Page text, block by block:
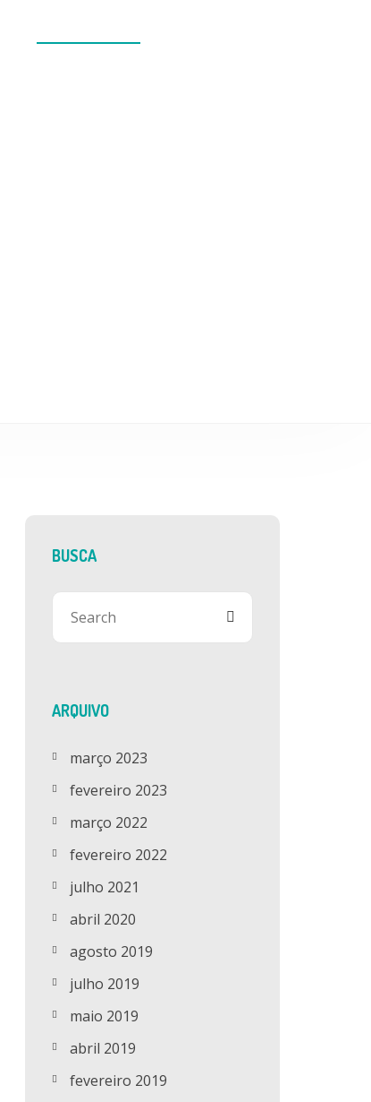
BUSCA
ARQUIVO
março 2023
fevereiro 2023
março 2022
fevereiro 2022
julho 2021
abril 2020
agosto 2019
julho 2019
maio 2019
abril 2019
fevereiro 2019